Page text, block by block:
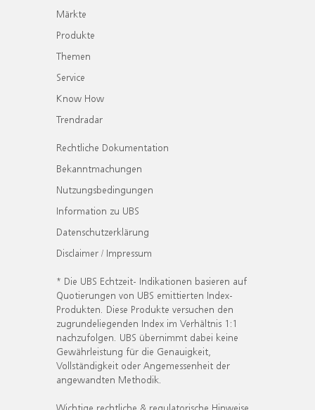
Märkte
Produkte
Themen
Service
Know How
Trendradar
Rechtliche Dokumentation
Bekanntmachungen
Nutzungsbedingungen
Information zu UBS
Datenschutzerklärung
Disclaimer / Impressum
* Die UBS Echtzeit- Indikationen basieren auf
Quotierungen von UBS emittierten Index-
Produkten. Diese Produkte versuchen den
zugrundeliegenden Index im Verhältnis 1:1
nachzufolgen. UBS übernimmt dabei keine
Gewährleistung für die Genauigkeit,
Vollständigkeit oder Angemessenheit der
angewandten Methodik.